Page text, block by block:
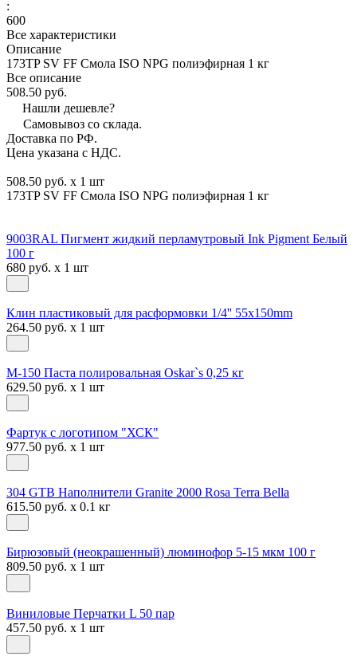
:
600
Все характеристики
Описание
173TP SV FF Смола ISO NPG полиэфирная 1 кг
Все описание
508.50 руб.
Нашли дешевле?
Самовывоз со склада.
Доставка по РФ.
Цена указана с НДС.
508.50 руб. x 1 шт
173TP SV FF Смола ISO NPG полиэфирная 1 кг
9003RAL Пигмент жидкий перламутровый Ink Pigment Белый
100 г
680 руб. x 1 шт
Клин пластиковый для расформовки 1/4'' 55х150mm
264.50 руб. x 1 шт
М-150 Паста полировальная Oskar`s 0,25 кг
629.50 руб. x 1 шт
Фартук с логотипом "ХСК"
977.50 руб. x 1 шт
304 GTB Наполнители Granite 2000 Rosa Terra Bella
615.50 руб. x 0.1 кг
Бирюзовый (неокрашенный) люминофор 5-15 мкм 100 г
809.50 руб. x 1 шт
Виниловые Перчатки L 50 пар
457.50 руб. x 1 шт